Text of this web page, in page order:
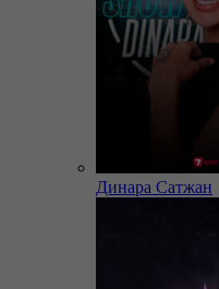
Динара Сатжан